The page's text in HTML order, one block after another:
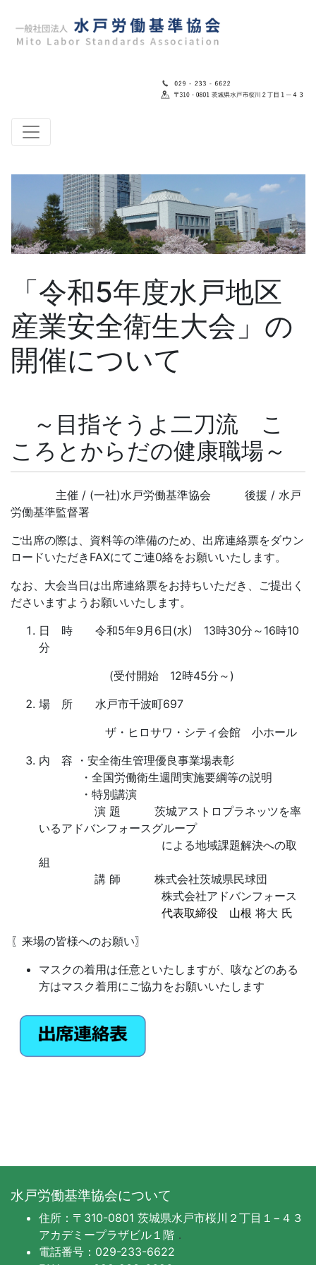
「令和5年度水戸地区
産業安全衛生大会」の
開催について
～目指そうよ二刀流 こ
ころとからだの健康職場～
主催 / (一社)水戸労働基準協会 後援 / 水戸
労働基準監督署
ご出席の際は、資料等の準備のため、出席連絡票をダウン
ロードいただきFAXにてご連0絡をお願いいたします。
なお、大会当日は出席連絡票をお持ちいただき、ご提出く
ださいますようお願いいたします。
日 時 令和5年9月6日(水) 13時30分～16時10
分
(受付開始 12時45分～)
場 所 水戸市千波町697
ザ・ヒロサワ・シティ会館 小ホール
内 容 ・安全衛生管理優良事業場表彰
・全国労働衛生週間実施要綱等の説明
・特別講演
演 題 茨城アストロプラネッツを率
いるアドバンフォースグループ
による地域課題解決への取
組
講 師 株式会社茨城県民球団
株式会社アドバンフォース
代表取締役 山根 将大 氏
〖来場の皆様へのお願い〗
マスクの着用は任意といたしますが、咳などのある
方はマスク着用にご協力をお願いいたします
水戸労働基準協会について
住所：〒310-0801 茨城県水戸市桜川２丁目１−４３
アカデミープラザビル１階 ．
電話番号：029-233-6622